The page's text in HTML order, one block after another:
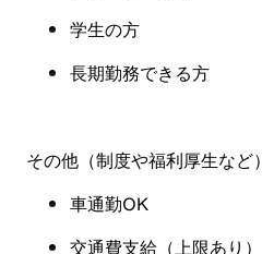
学生の方
長期勤務できる方
その他（制度や福利厚生など）
車通勤OK
交通費支給（上限あり）